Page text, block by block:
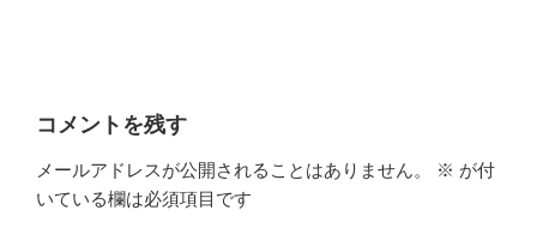
コメントを残す
メールアドレスが公開されることはありません。 ※ が付
いている欄は必須項目です